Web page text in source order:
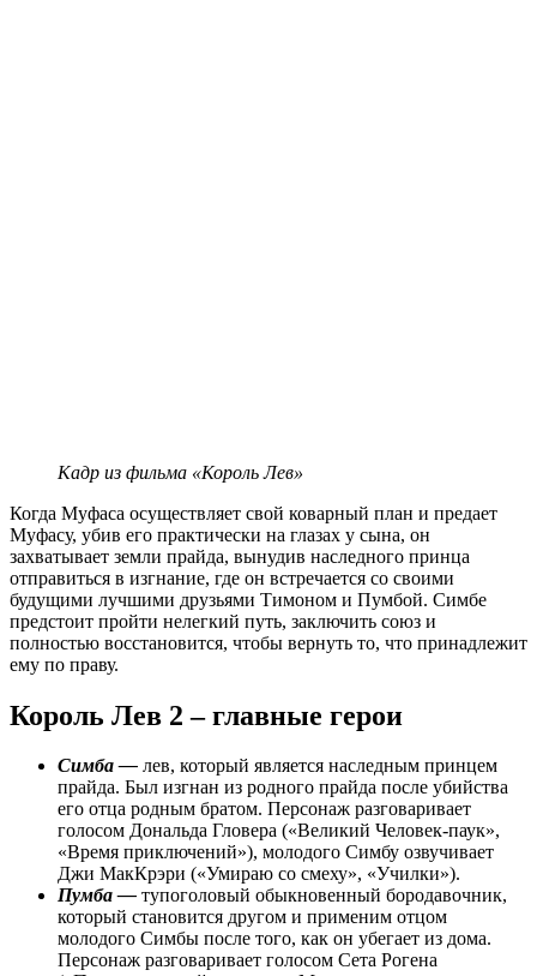
Кадр из фильма «Король Лев»
Когда Муфаса осуществляет свой коварный план и предает
Муфасу, убив его практически на глазах у сына, он
захватывает земли прайда, вынудив наследного принца
отправиться в изгнание, где он встречается со своими
будущими лучшими друзьями Тимоном и Пумбой. Симбе
предстоит пройти нелегкий путь, заключить союз и
полностью восстановится, чтобы вернуть то, что принадлежит
ему по праву.
Король Лев 2 – главные герои
Симба — лев, который является наследным принцем
прайда. Был изгнан из родного прайда после убийства
его отца родным братом. Персонаж разговаривает
голосом Дональда Гловера («Великий Человек-паук»,
«Время приключений»), молодого Симбу озвучивает
Джи МакКрэри («Умираю со смеху», «Училки»).
Пумба — тупоголовый обыкновенный бородавочник,
который становится другом и применим отцом
молодого Симбы после того, как он убегает из дома.
Персонаж разговаривает голосом Сета Рогена